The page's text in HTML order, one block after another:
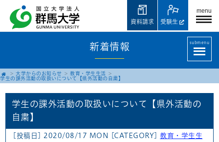
menu
受験生
資料請求
新着情報 submenu
大学からのお知らせ
教育・学生生活
学生の課外活動の取扱いについて【県外活動の自粛】
学生の課外活動の取扱いについて【県外活動の
自粛】
[投稿日] 2020/08/17 MON [CATEGORY] 教育・学生生